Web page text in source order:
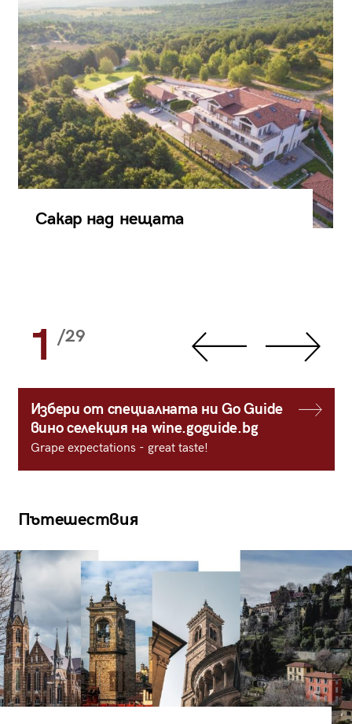
Сакар над нещата
1 /29
Избери от специалната ни Go Guide
вино селекция на wine.goguide.bg
Grape expectations - great taste!
Пътешествия